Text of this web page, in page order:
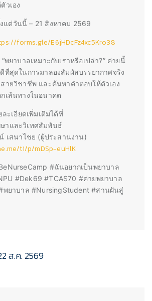
วเอง
แต่วันนี้ – 21 สิงหาคม 2569
forms.gle/E6jHDcFz4xc5Kro38
พยาบาลเหมาะกับเราหรือเปล่า?” ค่ายนี้
ที่สุดในการมาลองสัมผัสบรรยากาศจริง
ายวิชาชีพ และค้นหาคำตอบให้ตัวเอง
เส้นทางในอนาคต
ะเอียดเพิ่มเติมได้ที่
าและวิเทศสัมพันธ์
เสนาไชย (ผู้ประสานงาน)
ti/p/mDSp-euHlK
#ฉันอยากเป็นพยาบาล
#Dek69 #TCAS70 #ค่ายพยาบาล
พยาบาล #NursingStudent #สานฝันสู่
ส.ค. 2569